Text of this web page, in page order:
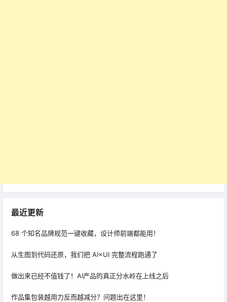
最近更新
68 个知名品牌规范一键收藏，设计师前端都能用！
从生图到代码还原，我们把 AI×UI 完整流程跑通了
做出来已经不值钱了！AI产品的真正分水岭在上线之后
作品集包装越用力反而越减分？问题出在这里！